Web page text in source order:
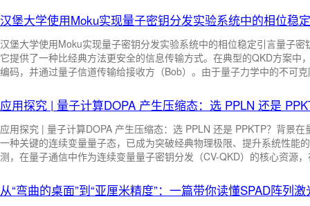
中文：组织光学特性参数；英文：tissue optical properties parameter
中文：地面层自适应光学系统；英文：ground layer adaptive optical system
中文：粒子光学直径；英文：particle optical dia-meter 中文：生物-光
中文：光学水型；英文：optical water type 中文：表观光学特性；英
子化检测器（FID）的精密硬件结构及算法控制，实现基线噪音与漂移
C/s（正十三烷），不惧低浓度成分检测。精确的压力/流 ...
汉堡大学使用Moku实现量子密钥分发实验系统中的相位稳定
汉堡大学使用Moku实现量子密钥分发实验系统中的相位稳定引言量子
它提供了一种比经典方法更安全的信息传输方式。在典型的QKD方案中
编码，并通过量子信道传输给接收方（Bob）。由于量子力学中的不可
能够在信息不会被拦截的前提下安全传输敏感数据。目前已有多种成熟
密钥分发（CV-QKD）因其与现有通信基础设施（ ...
应用探究 | 量子计算DOPA 产生压缩态：选 PPLN 还是
应用探究 | 量子计算DOPA 产生压缩态：选 PPLN 还是 PPKTP？背景
一种关键的连续变量量子态，已成为突破经典物理极限、提升系统性能
测，在量子通信中作为连续变量量子密钥分发（CV-QKD）的核心资源
如周期极化铌酸锂PPLN和周期极化磷酸氧钛钾PPKTP。周期极化晶体
数。山西大学张宽收教授课题组分别使用 ...
从“弯曲的桌面”到“亚厘米精度”：一篇带你读懂SPAD阵列